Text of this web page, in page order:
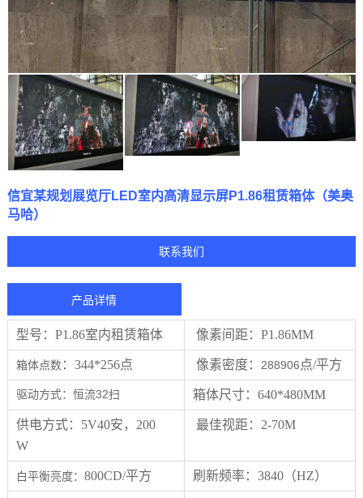
信宜某规划展览厅LED室内高清显示屏P1.86租赁箱体（美奥
马哈）
联系我们
产品详情
型号： P1.86室内租赁箱体 像素间距： P1.86MM
箱体点数：344*256点 像素密度： 288906点/平方
驱动方式：恒流32扫 箱体尺寸：640*480MM
供电方式： 5V40安，200
W
最佳视距： 2-70M
白平衡亮度： 800CD/平方 刷新频率： 3840（HZ）